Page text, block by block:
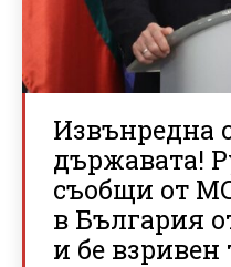
Извънредна
държавата!
съобщи от
в България
и бе взривен